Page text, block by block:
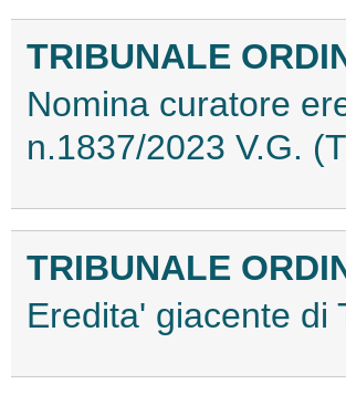
TRIBUNALE
Nomina curatore
n.1837/2023 V.G.
TRIBUNALE
Eredita' giacente di